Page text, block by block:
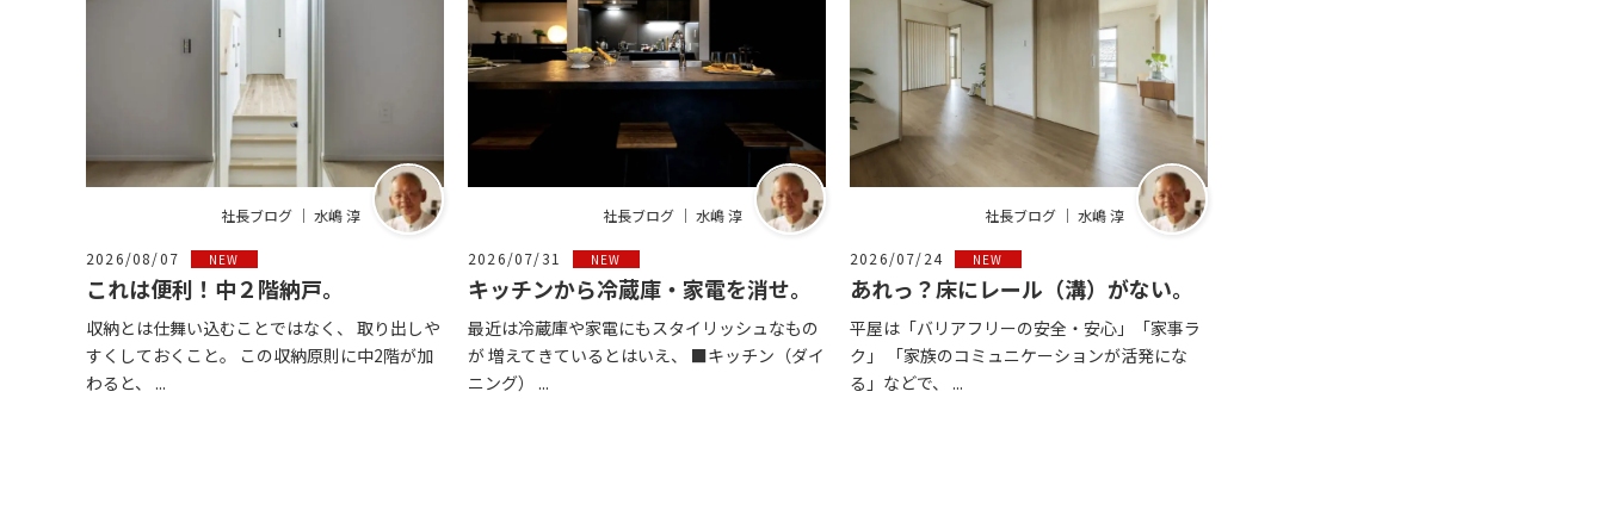
社長ブログ ｜ 水嶋 淳
2026/08/07 NEW
これは便利！中２階納戸。
収納とは仕舞い込むことではなく、 取り出しや
すくしておくこと。 この収納原則に中2階が加
わると、 ...
社長ブログ ｜ 水嶋 淳
2026/07/31 NEW
キッチンから冷蔵庫・家電を消せ。
最近は冷蔵庫や家電にもスタイリッシュなもの
が 増えてきているとはいえ、 ■キッチン（ダイ
ニング） ...
社長ブログ ｜ 水嶋 淳
2026/07/24 NEW
あれっ？床にレール（溝）がない。
平屋は「バリアフリーの安全・安心」「家事ラ
ク」 「家族のコミュニケーションが活発にな
る」などで、 ...